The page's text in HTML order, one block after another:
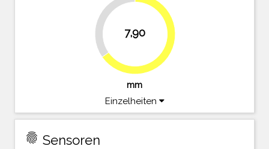
7,90
34.7%
65.3%
mm
Einzelheiten
fingerprint Sensoren